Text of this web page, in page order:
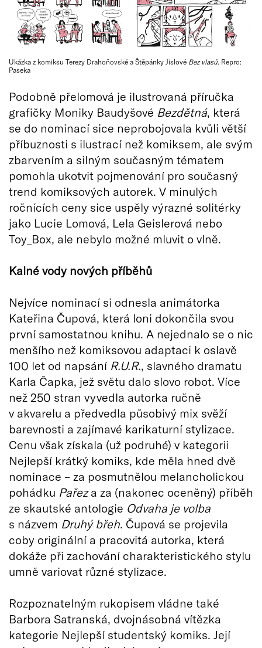
Ukázka z komiksu Terezy Drahoňovské a Štěpánky Jislové Bez vlasů. Repro:
Paseka
Podobně přelomová je ilustrovaná příručka
grafičky Moniky Baudyšové Bezdětná, která
se do nominací sice neprobojovala kvůli větší
příbuznosti s ilustrací než komiksem, ale svým
zbarvením a silným současným tématem
pomohla ukotvit pojmenování pro současný
trend komiksových autorek. V minulých
ročnících ceny sice uspěly výrazné solitérky
jako Lucie Lomová, Lela Geislerová nebo
Toy_Box, ale nebylo možné mluvit o vlně.
Kalné vody nových příběhů
Nejvíce nominací si odnesla animátorka
Kateřina Čupová, která loni dokončila svou
první samostatnou knihu. A nejednalo se o nic
menšího než komiksovou adaptaci k oslavě
100 let od napsání R.U.R., slavného dramatu
Karla Čapka, jež světu dalo slovo robot. Více
než 250 stran vyvedla autorka ručně
v akvarelu a předvedla působivý mix svěží
barevnosti a zajímavé karikaturní stylizace.
Cenu však získala (už podruhé) v kategorii
Nejlepší krátký komiks, kde měla hned dvě
nominace – za posmutnělou melancholickou
pohádku Pařeza za (nakonec oceněný) příběh
ze skautské antologie Odvaha je volba
s názvem Druhý břeh. Čupová se projevila
coby originální a pracovitá autorka, která
dokáže při zachování charakteristického stylu
umně variovat různé stylizace.
Rozpoznatelným rukopisem vládne také
Barbora Satranská, dvojnásobná vítězka
kategorie Nejlepší studentský komiks. Její